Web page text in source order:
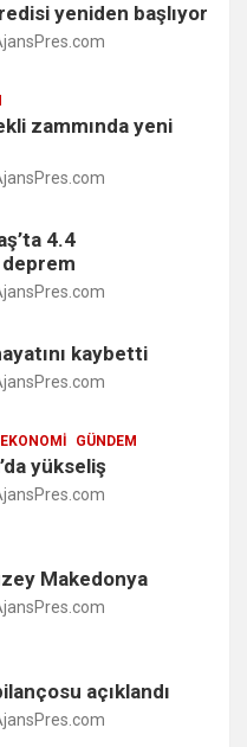
yeniden başlıyor
zammında yeni
4.4
kaybetti
EKONOMI GÜNDEM
yükseliş
Makedonya
açıklandı